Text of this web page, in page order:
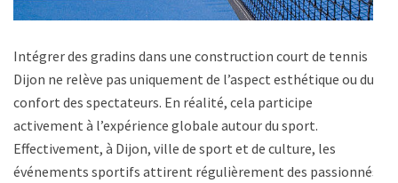
Intégrer des gradins dans une construction court de tennis
Dijon ne relève pas uniquement de l’aspect esthétique ou du
confort des spectateurs. En réalité, cela participe
activement à l’expérience globale autour du sport.
Effectivement, à Dijon, ville de sport et de culture, les
événements sportifs attirent régulièrement des passionnés.